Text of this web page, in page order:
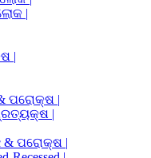
|
|
ପରୋକ୍ଷ |
|
& ପରୋକ୍ଷ |